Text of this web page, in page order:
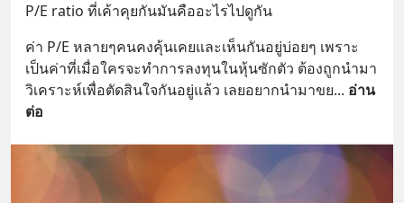
P/E ratio ที่เค้าคุยกันมันคืออะไรไปดูกัน
ค่า P/E หลายๆคนคงคุ้นเคยและเห็นกันอยู่บ่อยๆ เพราะ
เป็นค่าที่เมื่อใครจะทำการลงทุนในหุ้นซักตัว ต้องถูกนำมา
วิเคราะห์เพื่อตัดสินใจกันอยู่แล้ว เลยอยากนำมาขย... อ่าน
ต่อ